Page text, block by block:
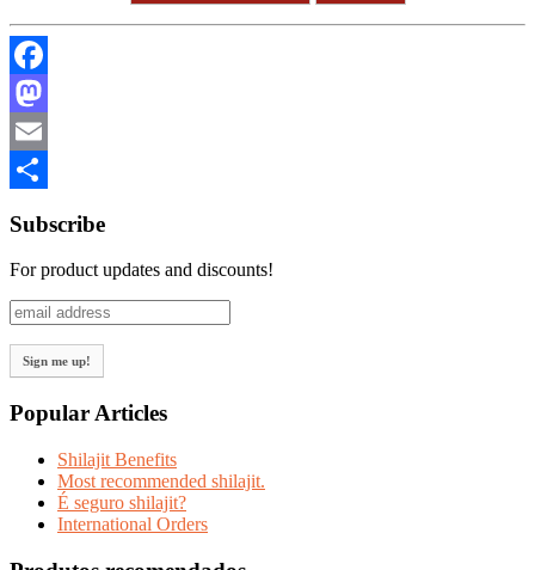
Facebook
Mastodon
Email
Subscribe
For product updates and discounts!
Popular Articles
Shilajit Benefits
Most recommended shilajit.
É seguro shilajit?
International Orders